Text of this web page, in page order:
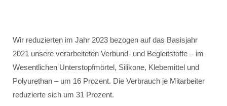
Wir reduzierten im Jahr 2023 bezogen auf das Basisjahr
2021 unsere verarbeiteten Verbund- und Begleitstoffe – im
Wesentlichen Unterstopfmörtel, Silikone, Klebemittel und
Polyurethan – um 16 Prozent. Die Verbrauch je Mitarbeiter
reduzierte sich um 31 Prozent.